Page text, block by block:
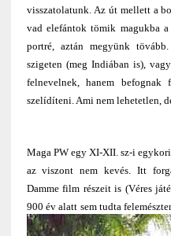
visszatolatunk. Az út mellett a
vad elefántok tömik magukba
portré, aztán megyünk
szigeten (meg Indiában is),
felnevelnek, hanem
szelídíteni. Ami nem lehetetlen,
Maga PW egy XI-XII. sz-i
az viszont nem kevés. Itt
Damme film részeit is (Véres
900 év alatt sem tudta